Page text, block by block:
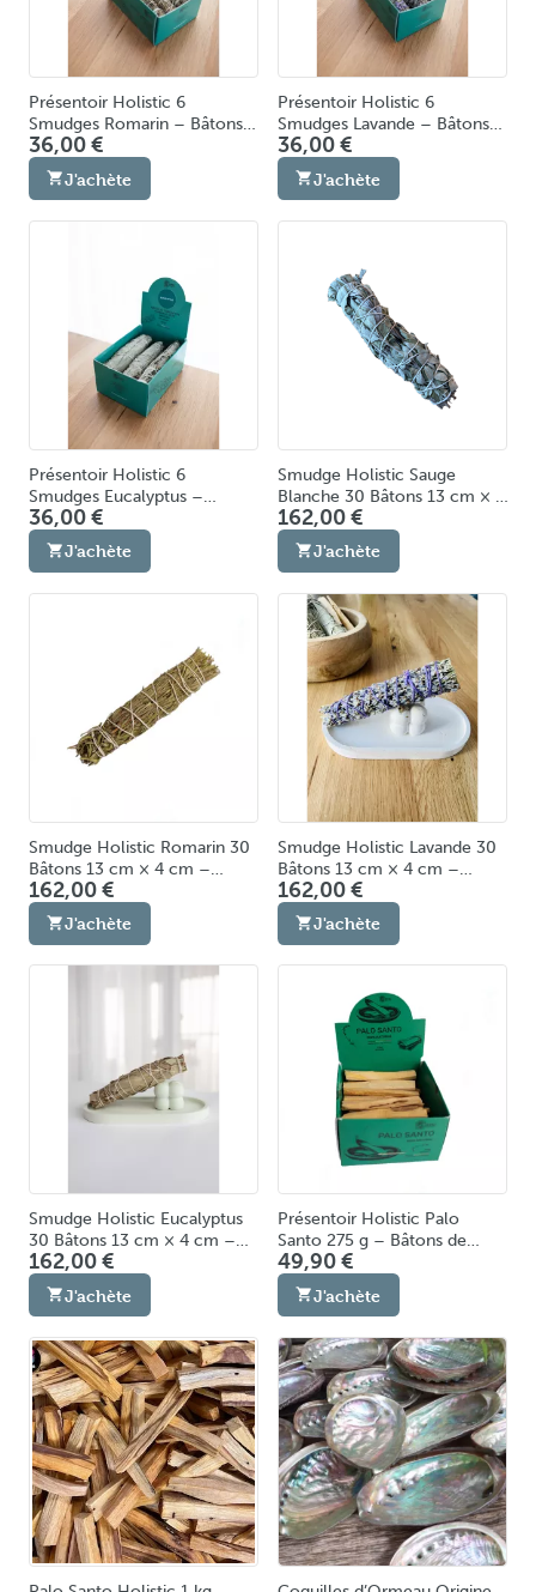
Présentoir Holistic 6
Smudges Romarin – Bâtons
de Fumigation & Purification
Énergétique Fabriqués en
Europe
36,00 €
J'achète
Présentoir Holistic 6
Smudges Lavande – Bâtons
de Fumigation & Purification
Énergétique Fabriqués en
Europe
36,00 €
J'achète
Présentoir Holistic 6
Smudges Eucalyptus –
Bâtons de Fumigation &
Purification Énergétique
Fabriqués en Europe
36,00 €
J'achète
Smudge Holistic Sauge
Blanche 30 Bâtons 13 cm × 4
cm – Fumigation &
Purification Énergétique
Fabriqué en Europe
162,00 €
J'achète
Smudge Holistic Romarin 30
Bâtons 13 cm × 4 cm –
Fumigation & Purification
Énergétique Fabriqué en
Europe
162,00 €
J'achète
Smudge Holistic Lavande 30
Bâtons 13 cm × 4 cm –
Fumigation & Purification
Énergétique Fabriqué en
Europe
162,00 €
J'achète
Smudge Holistic Eucalyptus
30 Bâtons 13 cm × 4 cm –
Fumigation & Purification
Énergétique Fabriqué en
Europe
162,00 €
J'achète
Présentoir Holistic Palo
Santo 275 g – Bâtons de
Fumigation & Purification
Énergétique Bois Sacré du
Pérou
49,90 €
J'achète